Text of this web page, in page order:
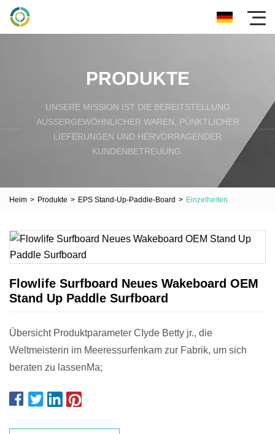
PRODUKTE
UNSERE MISSION IST DIE BEREITSTELLUNG
AUSSERGEWÖHNLICHER WAREN, PÜNKTLICHER L
IEFERUNGEN UND HERVORRAGENDER K
UNDENBETREUUNG.
Heim > Produkte > EPS Stand-Up-Paddle-Board > Einzelheiten
Flowlife Surfboard Neues Wakeboard OEM
Stand Up Paddle Surfboard
Übersicht Produktparameter CIyde Betty jr., die
Weltmeisterin im Meeressurfenkam zur Fabrik, um sich
beraten zu lassenMa;